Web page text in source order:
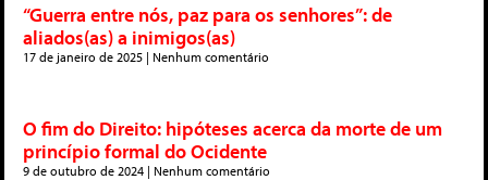
“Guerra entre nós, paz para os senhores”: de
aliados(as) a inimigos(as)
17 de janeiro de 2025 Nenhum comentário
O fim do Direito: hipóteses acerca da morte de um
princípio formal do Ocidente
9 de outubro de 2024 Nenhum comentário